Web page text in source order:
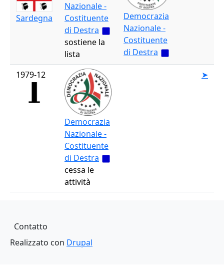
Sardegna
Nazionale -
Costituente
di Destra
sostiene la
lista
Democrazia
Nazionale -
Costituente
di Destra
1979-12
Democrazia
Nazionale -
Costituente
di Destra
cessa le
attività
➤
Piè di pagina
Contatto
Realizzato con Drupal